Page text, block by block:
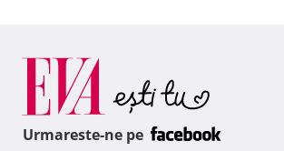
Urmareste-ne pe